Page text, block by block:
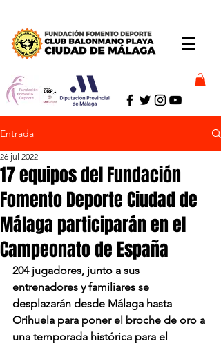
Entrada
17 equipos del Fundación
Fomento Deporte Ciudad de
Málaga participarán en el
Campeonato de España
26 jul 2022
204 jugadores, junto a sus
entrenadores y familiares se
desplazarán desde Málaga hasta
Orihuela para poner el broche de oro a
una temporada histórica para el